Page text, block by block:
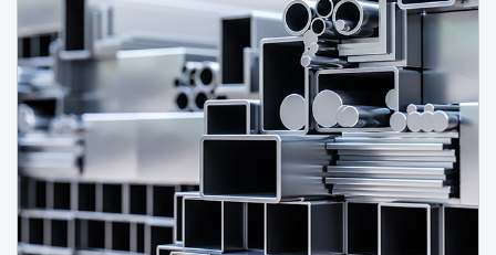
ータを提供することがあります。当該企業の外
国における個人情報の保護に関する制度、当
該企業が講ずる個人情報の保護のための措置
その他お客様にとって参考となるべき情報は、
以下のとおりです。
Google LLC（所在国：アメリカ合衆国 カ
リフォルニア州）